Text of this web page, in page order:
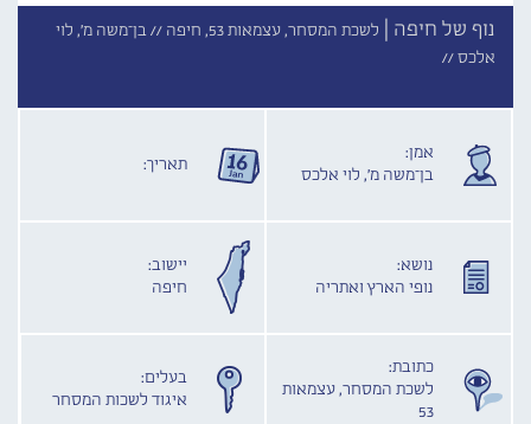
נוף של חיפה | לשכת המסחר, עצמאות 53, חיפה //
בן־משה מ', לוי
אלכס //
אמן:
בן־משה מ', לוי אלכס
תאריך:
נושא:
נופי הארץ ואתריה
יישוב:
חיפה
כתובת:
לשכת המסחר, עצמאות
53
בעלים:
איגוד לשכות המסחר